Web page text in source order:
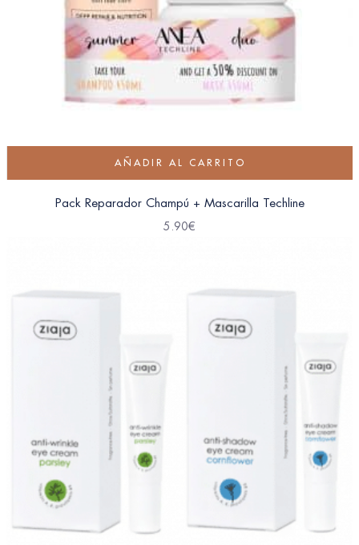
AÑADIR AL CARRITO
Pack Reparador Champú + Mascarilla Techline
5.90€